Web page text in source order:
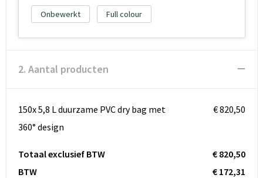
Onbewerkt Full colour
2. Aantal producten
150x 5,8 L duurzame PVC dry bag met
360° design
€ 820,50
Totaal exclusief BTW
€ 820,50
BTW
€ 172,31